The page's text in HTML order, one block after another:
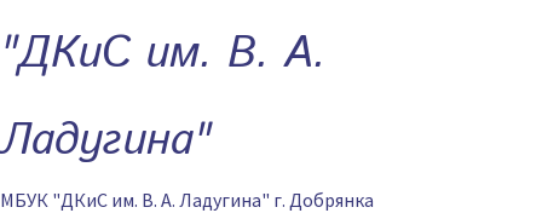
"ДКиС им. В. А.
Ладугина"
МБУК "ДКиС им. В. А. Ладугина" г. Добрянка